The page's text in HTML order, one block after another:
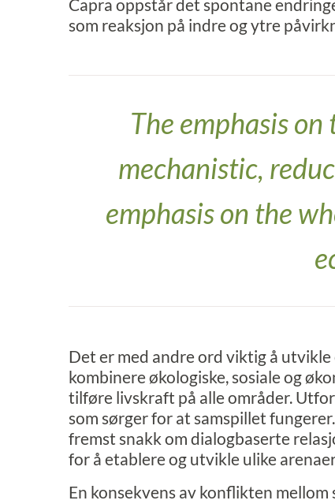
Capra oppstår det spontane
som reaksjon på indre og ytre
The emphasis
mechanistic,
emphasis on the
Det er med andre ord viktig å
kombinere økologiske, sosiale og
tilføre livskraft på alle områder.
som sørger for at samspillet
fremst snakk om dialogbaserte
for å etablere og utvikle ulike
En konsekvens av konflikten